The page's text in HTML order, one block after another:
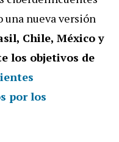
una nueva versión
Chile, México y
los objetivos de
por los